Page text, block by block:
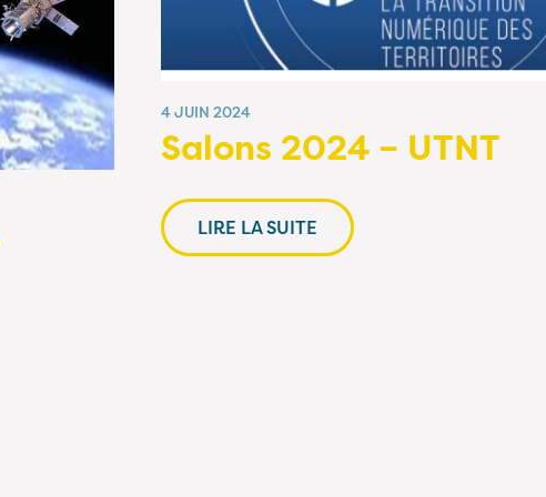
4 JUIN 2024
Salons 2024 – UTNT
LIRE LA SUITE